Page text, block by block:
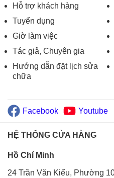
Hỗ trợ khách hàng
Tuyển dụng
Giờ làm việc
Tác giả, Chuyên gia
Hướng dẫn đặt lịch sửa
chữa
Facebook Youtube
HỆ THỐNG CỬA HÀNG
Hồ Chí Minh
24 Trần Văn Kiểu, Phường